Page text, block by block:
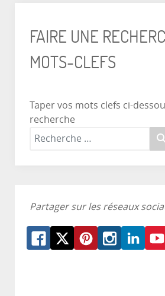
FAIRE UNE
MOTS-CLEFS
Taper vos mots clefs ci-
recherche
Partager sur les réseaux